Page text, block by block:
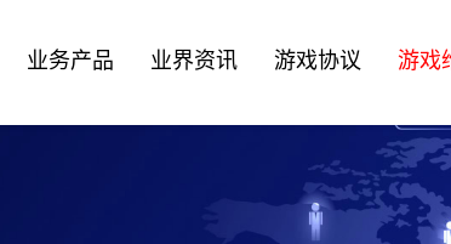
业务产品 业界资讯 游戏协议 游戏